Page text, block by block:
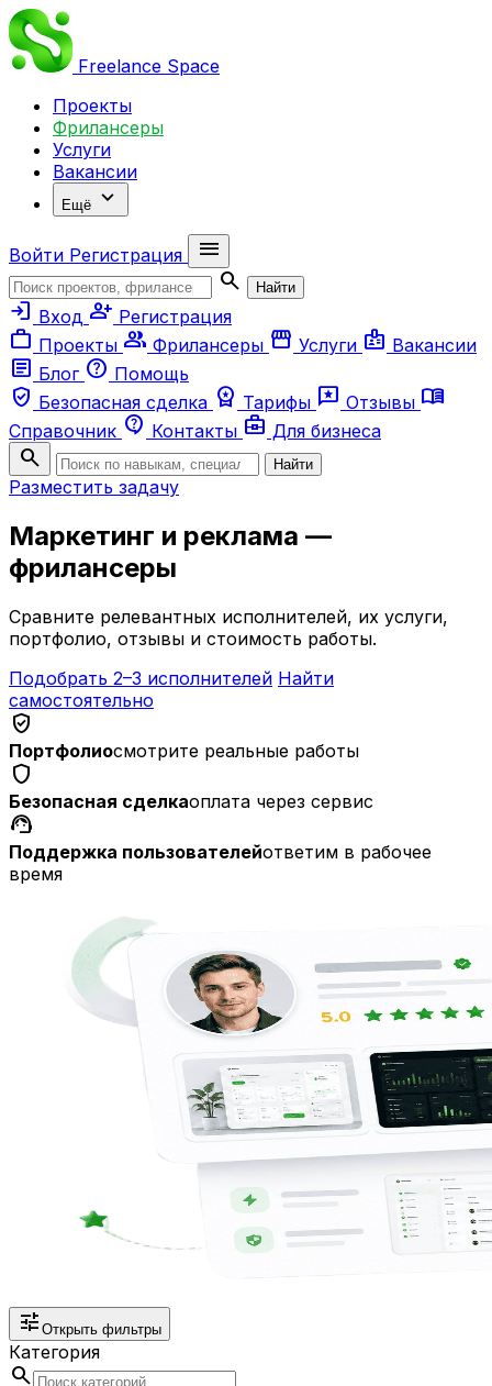
Freelance Space
Проекты
Фрилансеры
Услуги
Вакансии
Ещё expand_more
Войти Регистрация
menu
search
Найти
login Вход person_add Регистрация
work Проекты group Фрилансеры storefront Услуги badge Вакансии
article Блог help Помощь
verified_user Безопасная сделка workspace_premium Тарифы reviews Отзывы menu_book
Справочник contact_support Контакты business_center Для бизнеса
search Найти
Разместить задачу
Маркетинг и реклама —
фрилансеры
Сравните релевантных исполнителей, их услуги,
портфолио, отзывы и стоимость работы.
Подобрать 2–3 исполнителей Найти
самостоятельно
verified_user
Портфолиосмотрите реальные работы
shield
Безопасная сделкаоплата через сервис
support_agent
Поддержка пользователейответим в рабочее
время
tune Открыть фильтры
Категория
search